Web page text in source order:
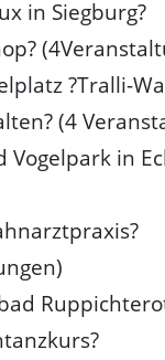
in Siegburg?
?Tralli-
(4
in